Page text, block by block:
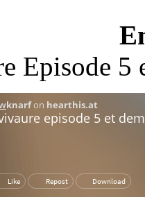
Episode 5